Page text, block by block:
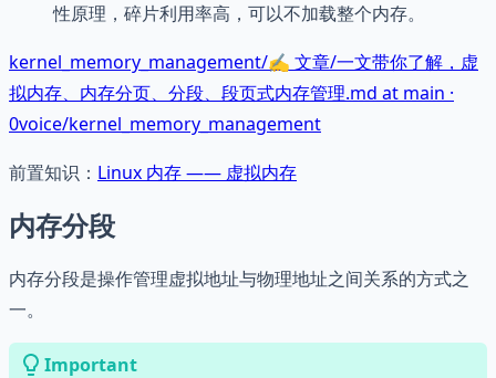
性原理，碎片利用率高，可以不加载整个内存。
kernel_memory_management/✍ 文章/一文带你了解，虚
拟内存、内存分页、分段、段页式内存管理.md at main ·
0voice/kernel_memory_management
前置知识： Linux 内存 —— 虚拟内存
内存分段
内存分段是操作管理虚拟地址与物理地址之间关系的方式之
一。
Important